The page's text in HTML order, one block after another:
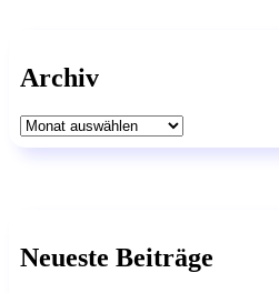
Archiv
Archiv
Neueste Beiträge